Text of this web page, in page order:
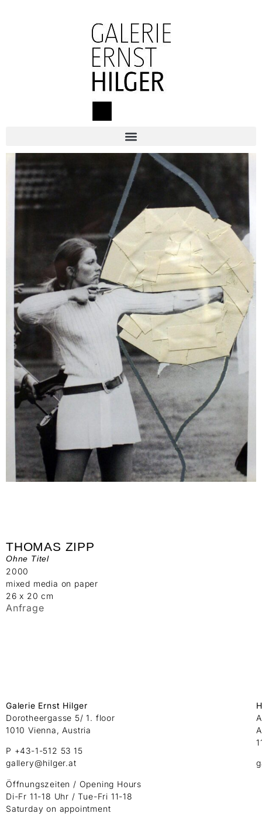
THOMAS ZIPP
Ohne Titel
2000
mixed media on paper
26 x 20 cm
Anfrage
Galerie Ernst Hilger
Dorotheergasse 5/ 1. floor
1010 Vienna, Austria
P +43-1-512 53 15
gallery@hilger.at
Öffnungszeiten / Opening Hours
Di-Fr 11-18 Uhr / Tue-Fri 11-18
Saturday on appointment